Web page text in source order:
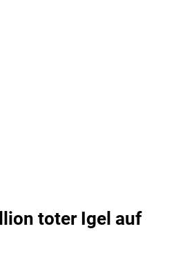
toter Igel auf